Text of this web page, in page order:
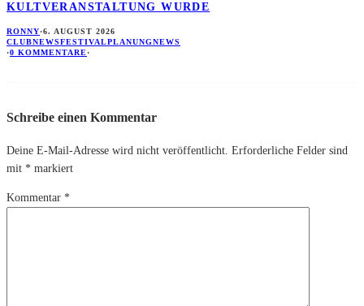
ULTVERANSTALTUNG WURDE
RONNY·6. AUGUST 2026
CLUBNEWSFESTIVALPLANUNGNEWS
·0 KOMMENTARE·
Schreibe einen Kommentar
Deine E-Mail-Adresse wird nicht veröffentlicht. Erforderliche Felder sind
mit * markiert
Kommentar *